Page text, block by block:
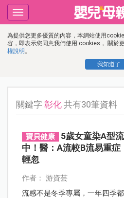
為提供您更多優質的內容，本網站使用
容，即表示您同意我們使用 cookies， 關於
權說明 。
我知道了
Toggle
navigation
關鍵字彰化共有30筆資料
寶貝健康
5歲女童染A型
中！醫：A流較B流易重
輕忽
作者： 游資芸
流感不是冬季專屬，一年四季